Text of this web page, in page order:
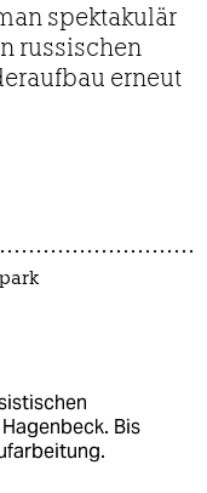
spektakulär
russischen
erneut
Bis